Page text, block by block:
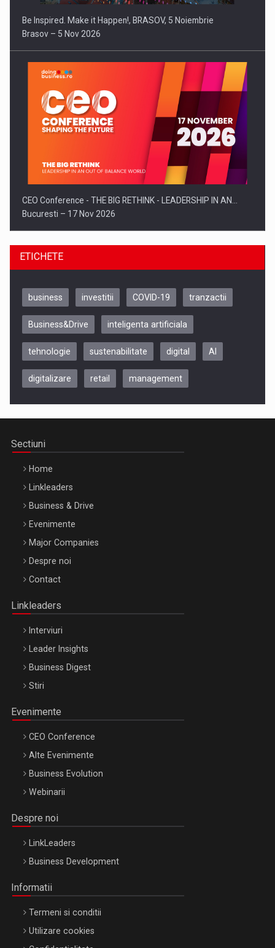
Be Inspired. Make it Happen!, BRASOV, 5 Noiembrie
Brasov – 5 Nov 2026
CEO Conference - THE BIG RETHINK - LEADERSHIP IN AN…
Bucuresti – 17 Nov 2026
Be Inspired. Make it Happen!, CLUJ, 9 Decembrie
Be Inspired. Make it Happen!, ARTEMIS LETO, ORADEA, 8
Octombrie
ETICHETE
business investitii COVID-19 tranzactii
Business&Drive inteligenta artificiala
tehnologie sustenabilitate digital AI
digitalizare retail management
Sectiuni
Home
Linkleaders
Business & Drive
Evenimente
Major Companies
Despre noi
Contact
Linkleaders
Interviuri
Leader Insights
Business Digest
Stiri
Evenimente
CEO Conference
Alte Evenimente
Business Evolution
Webinarii
Despre noi
LinkLeaders
Business Development
Informatii
Termeni si conditii
Utilizare cookies